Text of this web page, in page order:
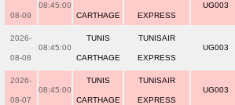
08-09
08:45:00
CARTHAGE EXPRESS
UG003
2026-
08-08
08:45:00
TUNIS
CARTHAGE
TUNISAIR
EXPRESS
UG003
2026-
08-07
08:45:00
TUNIS
CARTHAGE
TUNISAIR
EXPRESS
UG003